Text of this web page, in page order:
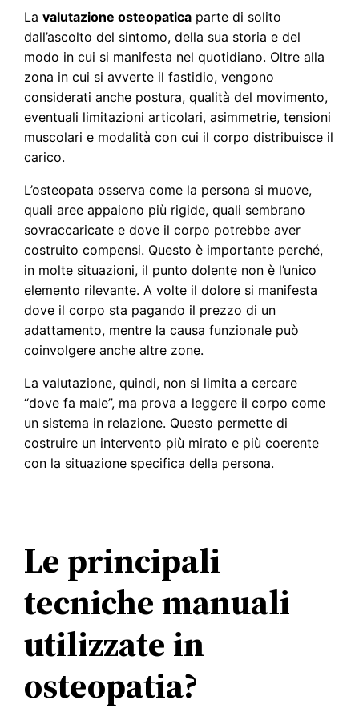
Lavalutazione osteopatica parte di solito
dall’ascolto del sintomo, della sua storia e del
modo in cui si manifesta nel quotidiano. Oltre alla
zona in cui si avverte il fastidio, vengono
considerati anche postura, qualità del movimento,
eventuali limitazioni articolari, asimmetrie, tensioni
muscolari e modalità con cui il corpo distribuisce il
carico.
L’osteopata osserva come la persona si muove,
quali aree appaiono più rigide, quali sembrano
sovraccaricate e dove il corpo potrebbe aver
costruito compensi. Questo è importante perché,
in molte situazioni, il punto dolente non è l’unico
elemento rilevante. A volte il dolore si manifesta
dove il corpo sta pagando il prezzo di un
adattamento, mentre la causa funzionale può
coinvolgere anche altre zone.
La valutazione, quindi, non si limita a cercare
“dove fa male”, ma prova a leggere il corpo come
un sistema in relazione. Questo permette di
costruire un intervento più mirato e più coerente
con la situazione specifica della persona.
Le principali
tecniche manuali
utilizzate in
osteopatia?